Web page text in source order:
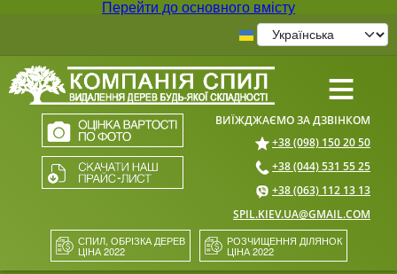
Перейти до основного вмісту
≡
+38 (098) 150 20 50
+38 (044) 531 55 25
+38 (063) 112 13 13
SPIL.KIEV.UA@GMAIL.COM
СПИЛ, ОБРІЗКА ДЕРЕВ
ЦІНА 2022
РОЗЧИЩЕННЯ ДІЛЯНОК
ЦІНА 2022